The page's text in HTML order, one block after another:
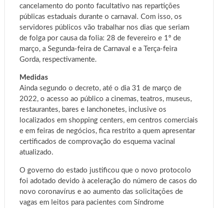
cancelamento do ponto facultativo nas repartições
públicas estaduais durante o carnaval. Com isso, os
servidores públicos vão trabalhar nos dias que seriam
de folga por causa da folia: 28 de fevereiro e 1º de
março, a Segunda-feira de Carnaval e a Terça-feira
Gorda, respectivamente.
Medidas
Ainda segundo o decreto, até o dia 31 de março de
2022, o acesso ao público a cinemas, teatros, museus,
restaurantes, bares e lanchonetes, inclusive os
localizados em shopping centers, em centros comerciais
e em feiras de negócios, fica restrito a quem apresentar
certificados de comprovação do esquema vacinal
atualizado.
O governo do estado justificou que o novo protocolo
foi adotado devido à aceleração do número de casos do
novo coronavírus e ao aumento das solicitações de
vagas em leitos para pacientes com Síndrome